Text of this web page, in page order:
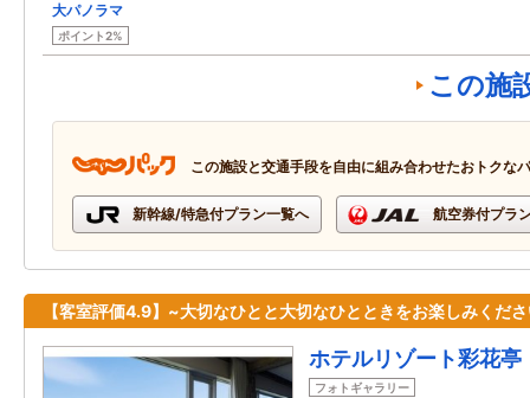
大パノラマ
ポイント2%
この施
この施設と交通手段を自由に組み合わせたおトクな
新幹線/特急付プラン一覧へ 航空券付プラ
【客室評価4.9】~大切なひとと大切なひとときをお楽しみくだ
ホテルリゾート彩花亭
フォトギャラリー